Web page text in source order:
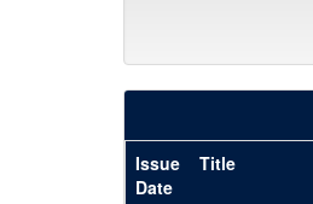
Issue
Date
Title